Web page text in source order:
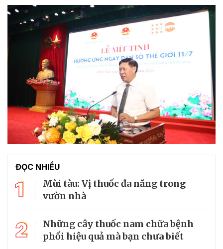
ĐỌC NHIỀU
1
Mùi tàu: Vị thuốc đa năng trong
vườn nhà
2
Những cây thuốc nam chữa bệnh
phổi hiệu quả mà bạn chưa biết